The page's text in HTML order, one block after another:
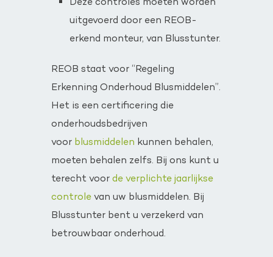
uitgevoerd door een REOB-
erkend monteur, van Blusstunter.
REOB staat voor “Regeling
Erkenning Onderhoud Blusmiddelen”.
Het is een certificering die
onderhoudsbedrijven
voor blusmiddelen kunnen behalen,
moeten behalen zelfs. Bij ons kunt u
terecht voor de verplichte jaarlijkse
controle van uw blusmiddelen. Bij
Blusstunter bent u verzekerd van
betrouwbaar onderhoud.